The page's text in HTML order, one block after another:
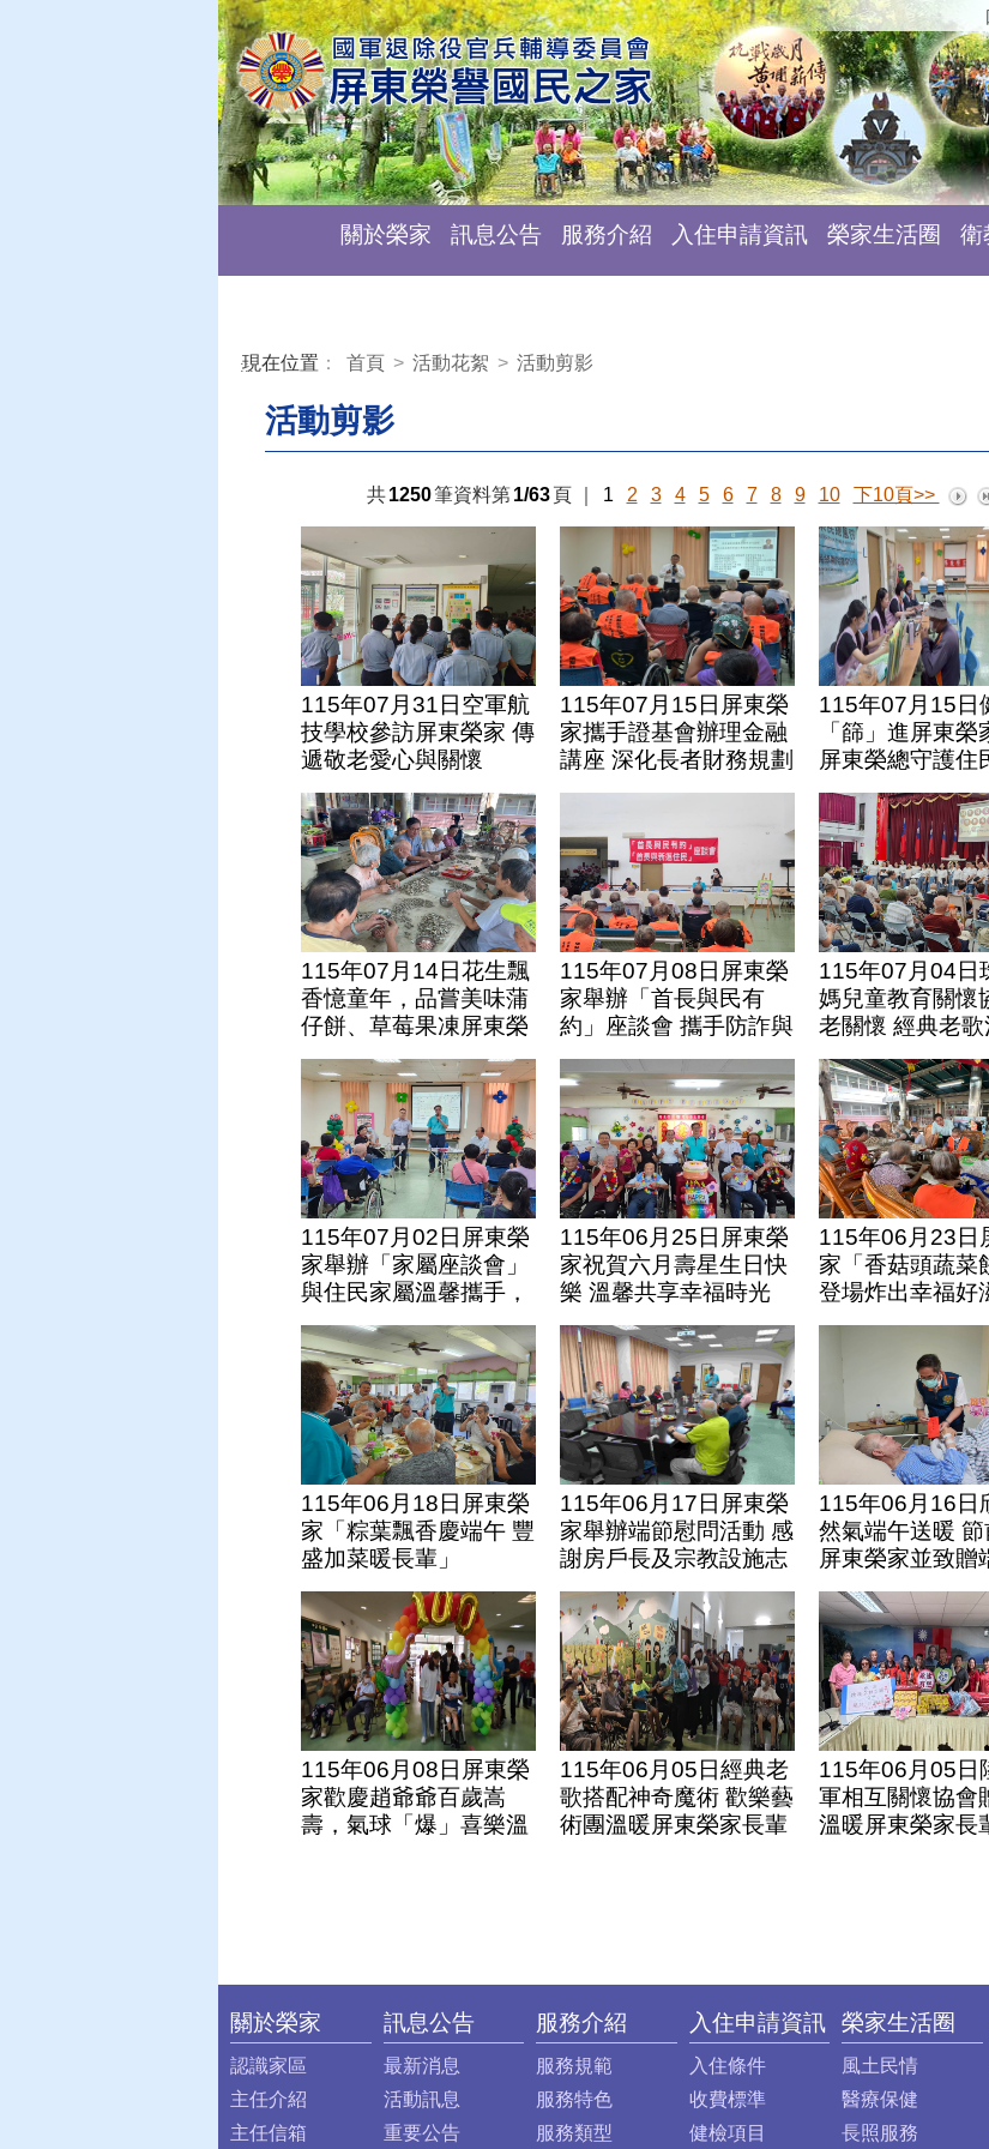
關於榮家 訊息公告 服務介紹 入住申請資訊 榮家生活圈 衛
:::
現在位置 ： 首頁 > 活動花絮 > 活動剪影
活動剪影
共 1250筆資料第 1/63 頁 1 2 3 4 5 6 7 8 9 10 下10頁>>
115年07月31日空軍航
技學校參訪屏東榮家 傳
遞敬老愛心與關懷
115年07月15日屏東榮
家攜手證基會辦理金融
講座 深化長者財務規劃
與資產配置
115年07月15日
「篩」進屏東榮
屏東榮總守護住
工健康
115年07月14日花生飄
香憶童年，品嘗美味蒲
仔餅、草莓果凍屏東榮
家長輩樂開懷
115年07月08日屏東榮
家舉辦「首長與民有
約」座談會 攜手防詐與
健康宣導
115年07月04日
媽兒童教育關懷
老關懷 經典老
東榮家長輩心
115年07月02日屏東榮
家舉辦「家屬座談會」
與住民家屬溫馨攜手，
共築銀髮樂園！
115年06月25日屏東榮
家祝賀六月壽星生日快
樂 溫馨共享幸福時光
115年06月23日
家「香菇頭蔬菜
登場炸出幸福好
115年06月18日屏東榮
家「粽葉飄香慶端午 豐
盛加菜暖長輩」
115年06月17日屏東榮
家舉辦端節慰問活動 感
謝房戶長及宗教設施志
工平日付出
115年06月16日
然氣端午送暖 節
屏東榮家並致贈
助金
115年06月08日屏東榮
家歡慶趙爺爺百歲嵩
壽，氣球「爆」喜樂溫
115年06月05日經典老
歌搭配神奇魔術 歡樂藝
術團溫暖屏東榮家長輩
115年06月05日
軍相互關懷協會
溫暖屏東榮家長
:::
關於榮家
認識家區
主任介紹
主任信箱
訊息公告
最新消息
活動訊息
重要公告
服務介紹
服務規範
服務特色
服務類型
入住申請資訊
入住條件
收費標準
健檢項目
榮家生活圈
風土民情
醫療保健
長照服務